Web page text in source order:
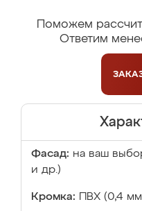
Поможем
Ответим
Фасад: на ваш
и др.)
Кромка: ПВХ (0,4